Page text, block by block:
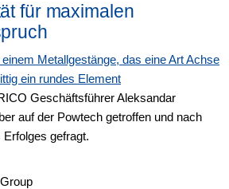
für maximalen
Geschäftsführer Aleksandar
auf der Powtech getroffen und nach
gefragt.